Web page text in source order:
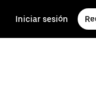
Iniciar sesión